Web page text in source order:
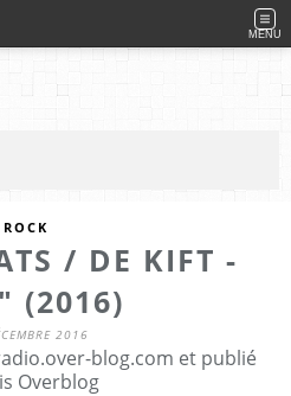
MENU
ROCK
/ DE KIFT -
(2016)
2016
blog.com et publié
Overblog